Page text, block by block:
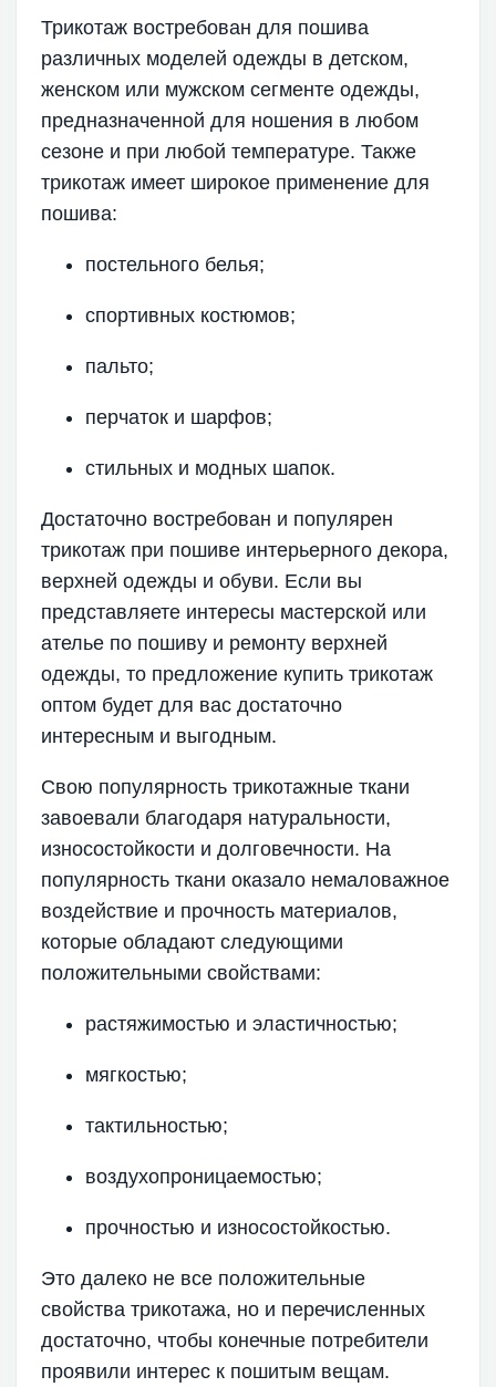
Трикотаж востребован для пошива
различных моделей одежды в детском,
женском или мужском сегменте одежды,
предназначенной для ношения в любом
сезоне и при любой температуре. Также
трикотаж имеет широкое применение для
пошива:
постельного белья;
спортивных костюмов;
пальто;
перчаток и шарфов;
стильных и модных шапок.
Достаточно востребован и популярен
трикотаж при пошиве интерьерного декора,
верхней одежды и обуви. Если вы
представляете интересы мастерской или
ателье по пошиву и ремонту верхней
одежды, то предложение купить трикотаж
оптом будет для вас достаточно
интересным и выгодным.
Свою популярность трикотажные ткани
завоевали благодаря натуральности,
износостойкости и долговечности. На
популярность ткани оказало немаловажное
воздействие и прочность материалов,
которые обладают следующими
положительными свойствами:
растяжимостью и эластичностью;
мягкостью;
тактильностью;
воздухопроницаемостью;
прочностью и износостойкостью.
Это далеко не все положительные
свойства трикотажа, но и перечисленных
достаточно, чтобы конечные потребители
проявили интерес к пошитым вещам.